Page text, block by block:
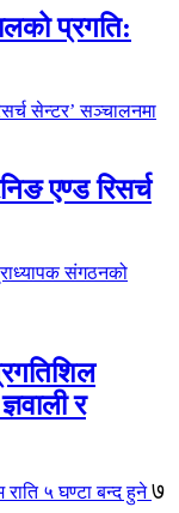
प्रगति:
एण्ड रिसर्च
र
७